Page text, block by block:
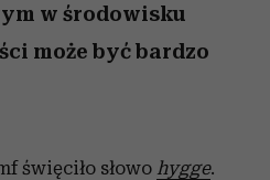
w środowisku
może być bardzo
święciło słowo hygge.